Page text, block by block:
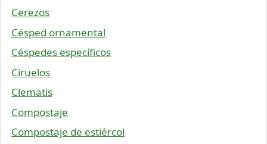
Cerezos
Césped ornamental
Céspedes específicos
Ciruelos
Clematis
Compostaje
Compostaje de estiércol